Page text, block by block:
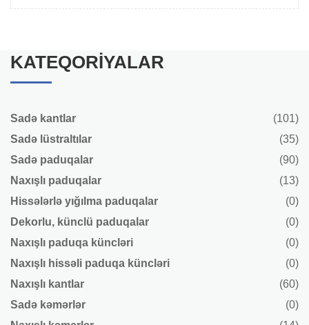
KATEQORIYALAR
Sadə kantlar
(101)
Sadə lüstraltılar
(35)
Sadə paduqalar
(90)
Naxışlı paduqalar
(13)
Hissələrlə yığılma paduqalar
(0)
Dekorlu, künclü paduqalar
(0)
Naxışlı paduqa küncləri
(0)
Naxışlı hissəli paduqa küncləri
(0)
Naxışlı kantlar
(60)
Sadə kəmərlər
(0)